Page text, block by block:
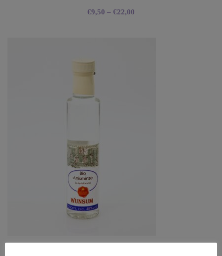
€9,50 – €22,00